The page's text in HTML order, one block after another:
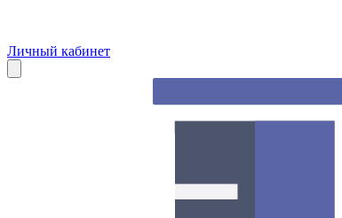
Личный кабинет